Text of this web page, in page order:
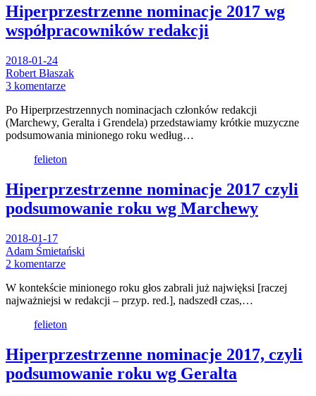
Hiperprzestrzenne nominacje 2017 wg
współpracowników redakcji
2018-01-24
Robert Błaszak
3 komentarze
Po Hiperprzestrzennych nominacjach członków redakcji
(Marchewy, Geralta i Grendela) przedstawiamy krótkie muzyczne
podsumowania minionego roku według…
felieton
Hiperprzestrzenne nominacje 2017 czyli
podsumowanie roku wg Marchewy
2018-01-17
Adam Śmietański
2 komentarze
W kontekście minionego roku głos zabrali już najwięksi [raczej
najważniejsi w redakcji – przyp. red.], nadszedł czas,…
felieton
Hiperprzestrzenne nominacje 2017, czyli
podsumowanie roku wg Geralta